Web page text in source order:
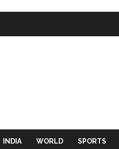
INDIA WORLD SPORTS